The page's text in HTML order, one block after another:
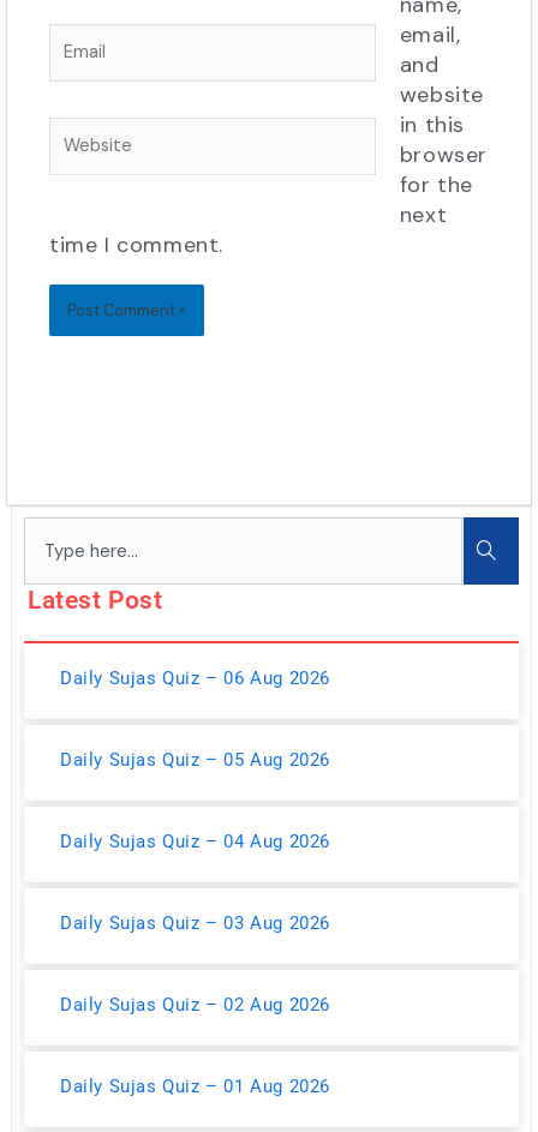
Email
Website
email,
and
website
in this
browser
for the
next
time I comment.
Latest Post
Daily Sujas Quiz – 06 Aug 2026
Daily Sujas Quiz – 05 Aug 2026
Daily Sujas Quiz – 04 Aug 2026
Daily Sujas Quiz – 03 Aug 2026
Daily Sujas Quiz – 02 Aug 2026
Daily Sujas Quiz – 01 Aug 2026